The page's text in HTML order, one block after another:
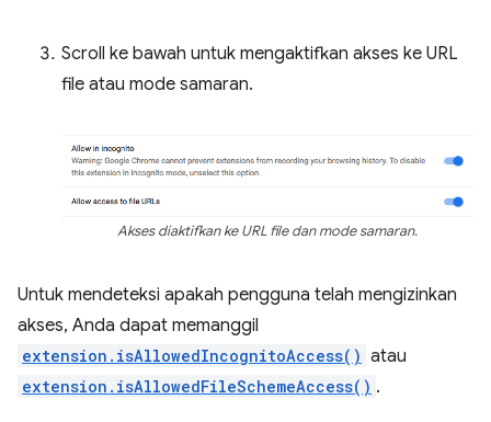
Scroll ke bawah untuk mengaktifkan akses ke URL
file atau mode samaran.
Akses diaktifkan ke URL file dan mode samaran.
Untuk mendeteksi apakah pengguna telah mengizinkan
akses, Anda dapat memanggil
extension.isAllowedIncognitoAccess() atau
extension.isAllowedFileSchemeAccess() .